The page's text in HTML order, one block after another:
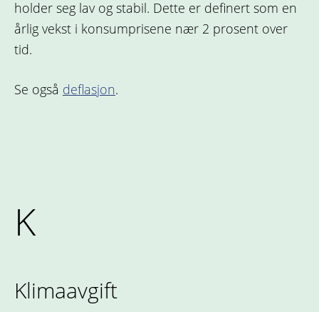
holder seg lav og stabil. Dette er definert som en
årlig vekst i konsumprisene nær 2 prosent over
tid.
Se også deflasjon.
K
Klimaavgift